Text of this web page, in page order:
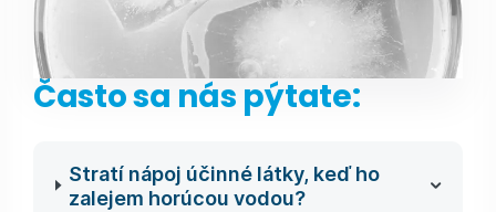
Často sa nás pýtate:
Stratí nápoj účinné látky, keď ho
zalejem horúcou vodou?